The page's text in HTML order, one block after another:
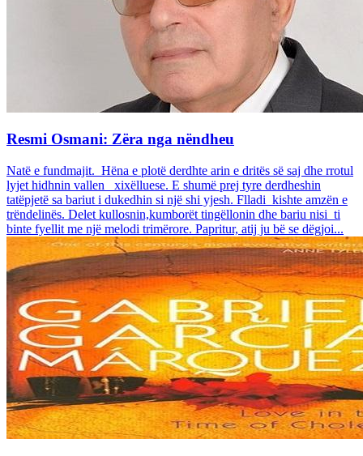
Resmi Osmani: Zëra nga nëndheu
Natë e fundmajit. Hëna e plotë derdhte arin e dritës së saj dhe rrotul
lyjet hidhnin vallen xixëlluese. E shumë prej tyre derdheshin
tatëpjetë sa bariut i dukedhin si një shi yjesh. Flladi kishte amzën e
trëndelinës. Delet kullosnin,kumborët tingëllonin dhe bariu nisi ti
binte fyellit me një melodi trimërore. Papritur, atij ju bë se dëgjoi...